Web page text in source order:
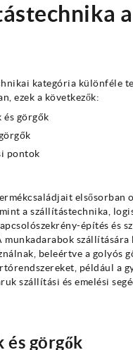
kategória különféle
ezek a következők:
és görgők
pontok
elsősorban
a szállítástechnika,
építés és
munkadarabok szállítására
beleértve a golyós
például a
szállítási és emelési
és görgők